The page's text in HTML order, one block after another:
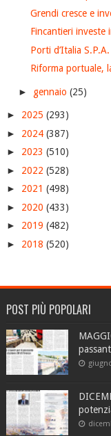
Grendi cresce e
Fincantieri investe
Porti d’Italia
Riforma portuale,
► gennaio (25)
► 2025 (293)
► 2024 (387)
► 2023 (510)
► 2022 (528)
► 2021 (498)
► 2020 (433)
► 2019 (482)
► 2018 (520)
POST PIÙ POPOLARI